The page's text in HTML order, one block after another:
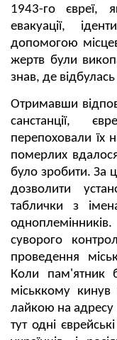
1943-го євреї,
евакуації,
допомогою
жертв були
знав, де
Отримавши
санстанції,
перепоховали їх
померлих
було зробити. За
дозволити
таблички з
суворого
проведення
Коли пам'ятник
міськкому
лайкою на адресу
тут одні